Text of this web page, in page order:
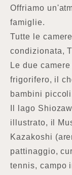
Offriamo
famiglie.
Tutte le
condizionata,
Le due
frigorifero, il
bambini
Il lago
illustrato, il
Kazakoshi
pattinaggio,
tennis, campo